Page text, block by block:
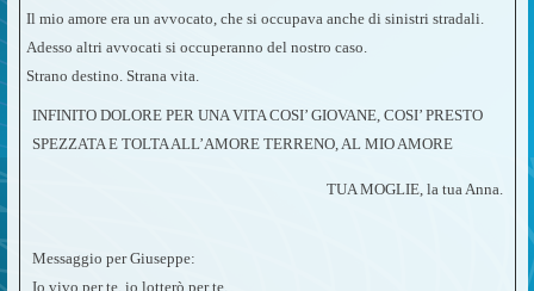
Il mio amore era un avvocato, che si occupava anche di sinistri stradali.
Adesso altri avvocati si occuperanno del nostro caso.
Strano destino. Strana vita.
INFINITO DOLORE PER UNA VITA COSI’ GIOVANE, COSI’ PRESTO
SPEZZATA E TOLTA ALL’AMORE TERRENO, AL MIO AMORE
TUA MOGLIE, la tua Anna.
Messaggio per Giuseppe:
Io vivo per te, io lotterò per te.